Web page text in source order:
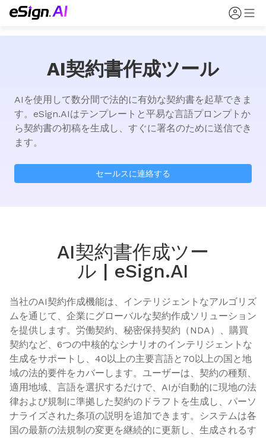
AI契約書作成ツール
AIを使用して数分間で法的に有効な契約書を起草できま
す。eSign.AIはテンプレートと平易な言語プロンプトか
ら契約書の初稿を生成し、すぐに署名のために送信でき
ます。
セールスに連絡する
AI契約書作成ツー
ル | eSign.AI
当社のAI契約作成機能は、インテリジェントなアルゴリズ
ムを通じて、企業にグローバルな契約作成ソリューション
を提供します。労働契約、秘密保持契約（NDA）、購買
契約など、6つの中核的なシナリオのインテリジェントな
生成をサポートし、40以上の主要言語と70以上の国と地
域の法的要件をカバーします。ユーザーは、契約の種類、
適用地域、言語を選択するだけで、AIが自動的に現地の法
律および規制に準拠した契約のドラフトを生成し、パーソ
ナライズされた条項の説明を追加できます。システムは各
国の最新の法規制の変更を継続的に更新し、生成されるす